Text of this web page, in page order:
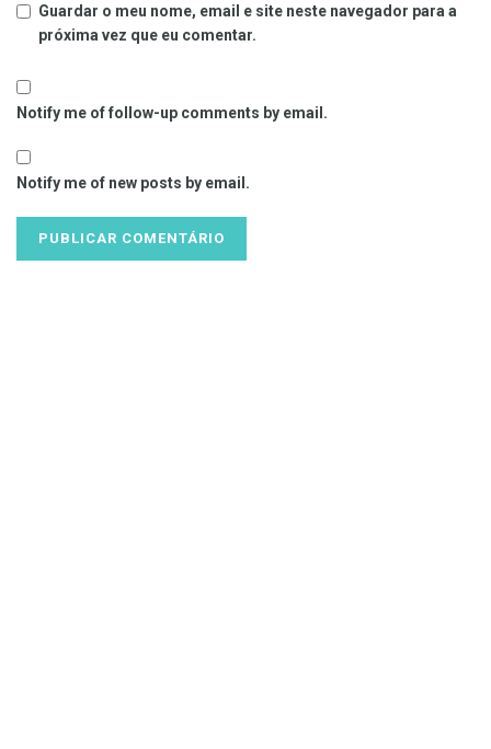
Guardar o meu nome, email e site neste navegador para a
próxima vez que eu comentar.
Notify me of follow-up comments by email.
Notify me of new posts by email.